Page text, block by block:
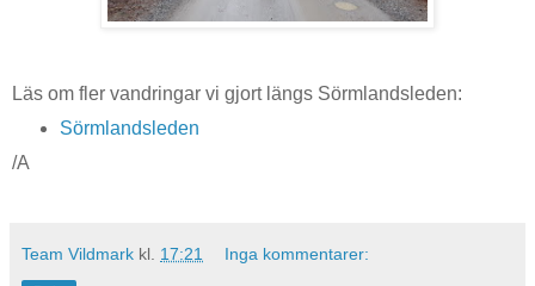
Läs om fler vandringar vi gjort längs Sörmlandsleden:
Sörmlandsleden
/A
Team Vildmark kl. 17:21 Inga kommentarer: